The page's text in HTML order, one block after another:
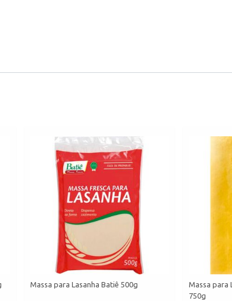
Massa para Lasanha Batiê 500g
Massa para
750g